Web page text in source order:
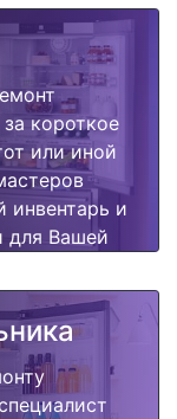
короткое
или иной
инвентарь и
для Вашей